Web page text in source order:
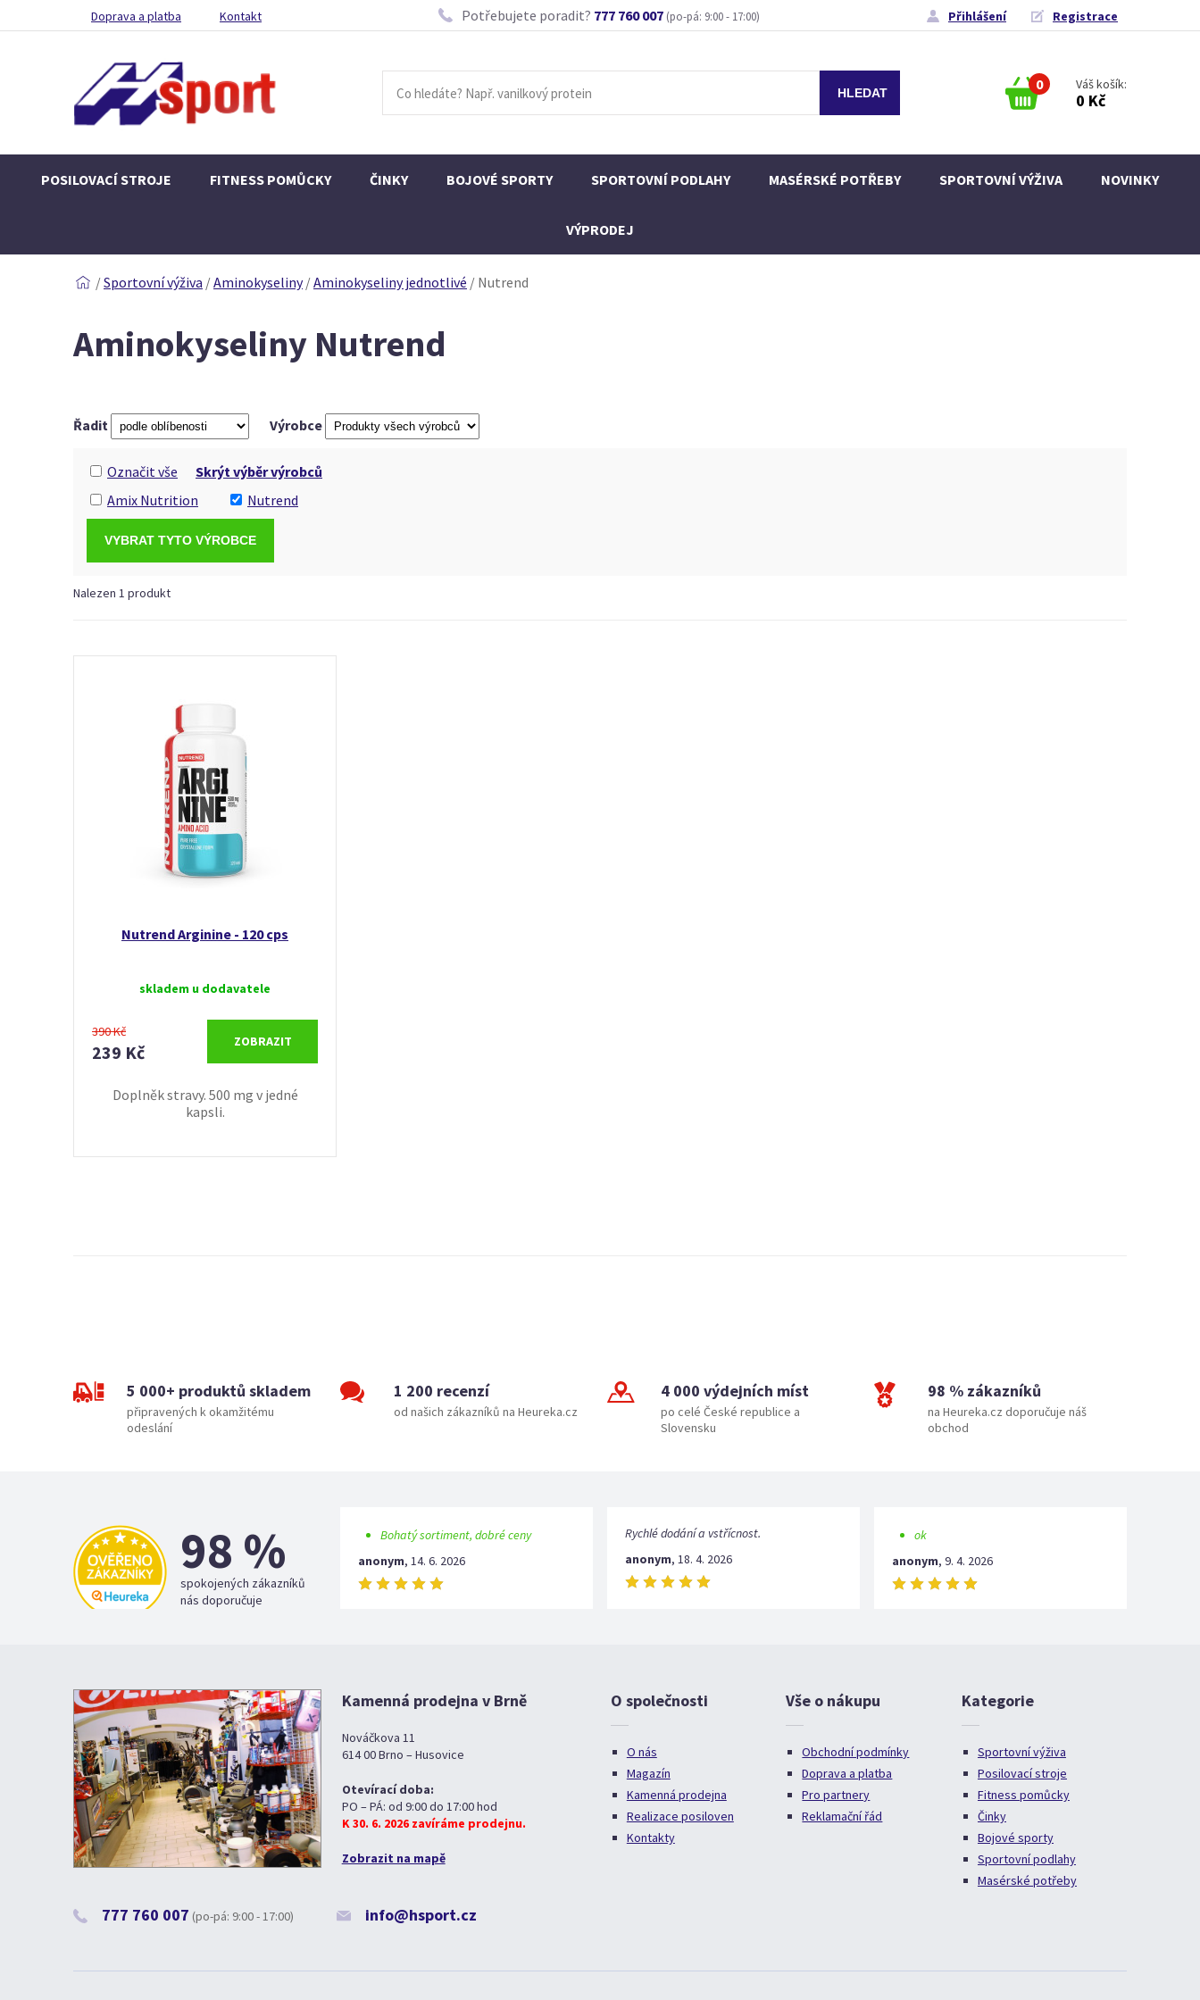
Doprava a platba Kontakt Potřebujete poradit? 777 760 007 (po-pá: 9:00 - 17:00) Přihlášení Registrace
0 Váš košík:
0 Kč
POSILOVACÍ STROJE FITNESS POMŮCKY ČINKY BOJOVÉ SPORTY SPORTOVNÍ PODLAHY MASÉRSKÉ POTŘEBY SPORTOVNÍ VÝŽIVA NOVINKY
VÝPRODEJ
/Sportovní výživa /Aminokyseliny /Aminokyseliny jednotlivé / Nutrend
Aminokyseliny Nutrend
Řadit Výrobce
Skrýt výběr výrobců
Označit vše
Amix Nutrition
Nutrend
Nalezen 1 produkt
Nutrend Arginine - 120 cps
skladem u dodavatele
390 Kč
239 Kč
ZOBRAZIT
Doplněk stravy. 500 mg v jedné
kapsli.
5 000+ produktů skladem
připravených k okamžitému
odeslání
1 200 recenzí
od našich zákazníků na Heureka.cz
4 000 výdejních míst
po celé České republice a
Slovensku
98 % zákazníků
na Heureka.cz doporučuje náš
obchod
98 %
spokojených zákazníků
nás doporučuje
Bohatý sortiment, dobré ceny
anonym, 14. 6. 2026
Rychlé dodání a vstřícnost.
anonym, 18. 4. 2026
ok
anonym, 9. 4. 2026
Kamenná prodejna v Brně
Nováčkova 11
614 00 Brno – Husovice
Otevírací doba:
PO – PÁ: od 9:00 do 17:00 hod
K 30. 6. 2026 zavíráme prodejnu.
Zobrazit na mapě
777 760 007 (po-pá: 9:00 - 17:00) info@hsport.cz
O společnosti
O nás
Magazín
Kamenná prodejna
Realizace posiloven
Kontakty
Vše o nákupu
Obchodní podmínky
Doprava a platba
Pro partnery
Reklamační řád
Kategorie
Sportovní výživa
Posilovací stroje
Fitness pomůcky
Činky
Bojové sporty
Sportovní podlahy
Masérské potřeby